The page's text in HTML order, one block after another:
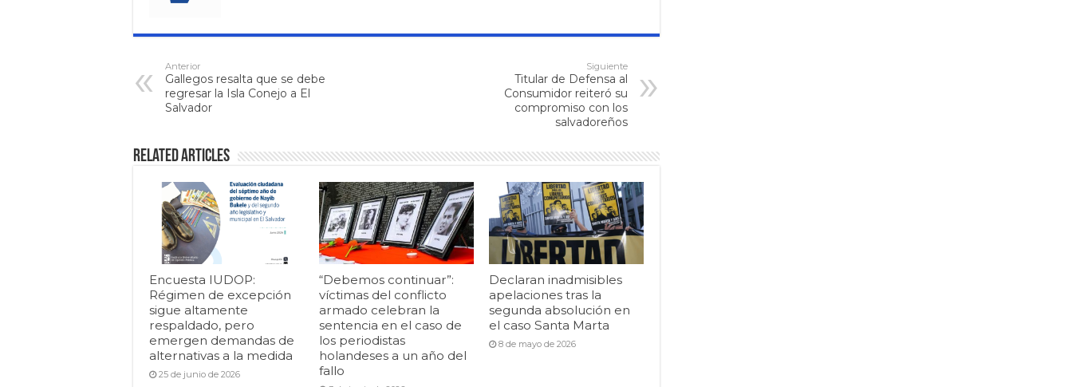
Anterior
Gallegos resalta que se debe
regresar la Isla Conejo a El
Salvador
Siguiente
Titular de Defensa al
Consumidor reiteró su
compromiso con los
salvadoreños
Related Articles
Encuesta IUDOP:
Régimen de excepción
sigue altamente
respaldado, pero
emergen demandas de
alternativas a la medida
25 de junio de 2026
“Debemos continuar”:
víctimas del conflicto
armado celebran la
sentencia en el caso de
los periodistas
holandeses a un año del
fallo
Declaran inadmisibles
apelaciones tras la
segunda absolución en
el caso Santa Marta
8 de mayo de 2026